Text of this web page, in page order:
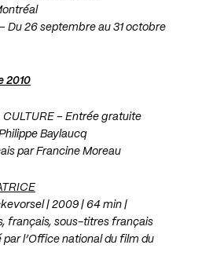
Du 26 septembre au 31 octobre
2010
CULTURE – Entrée gratuite
Baylaucq
par Francine Moreau
| 2009 | 64 min |
français, sous-titres français
l’Office national du film du